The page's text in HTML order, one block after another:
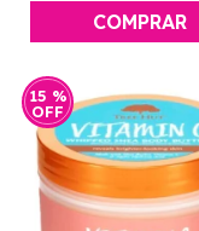
15 %
OFF